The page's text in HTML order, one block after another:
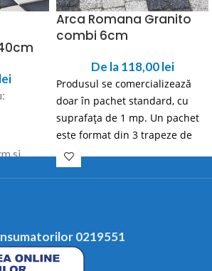
lei
si
Arca Romana Granito
combi 6cm
De la 118,00lei
Produsul se comercializează
doar în pachet standard, cu
suprafața de 1 mp. Un pachet
este format din 3 trapeze de
12x13 cm, 8 trapeze de 12x10.5
cm, 9 dreptunghiuri de 12x16.5
0219551